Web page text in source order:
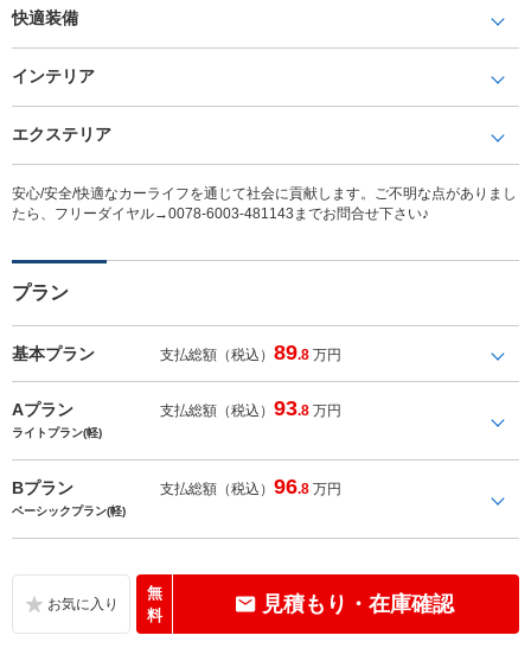
快適装備
インテリア
エクステリア
安心/安全/快適なカーライフを通じて社会に貢献します。ご不明な点がありまし
たら、フリーダイヤル→0078-6003-481143までお問合せ下さい♪
プラン
基本プラン 支払総額（税込）89.8 万円
Aプラン 支払総額（税込）93.8 万円
ライトプラン(軽)
Bプラン 支払総額（税込）96.8 万円
ベーシックプラン(軽)
無
料
見積もり・在庫確認